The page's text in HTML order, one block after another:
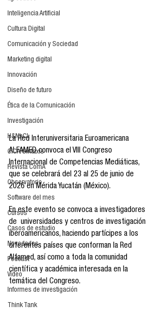
Inteligencia Artificial
Cultura Digital
Comunicación y Sociedad
Marketing digital
Innovación
Diseño de futuro
Ética de la Comunicación
Investigación
H&NhCL
CICA/Sintaxis
Revista ComA
Observatorio
Software del mes
Cursos
Casos de estudio
Novedades
Podcast
Video
Informes de investigación
Think Tank
Educación mediática para todosy todas las
edades
Mérida Yucatán,
México · 23 al 25 de
junio 2026
La Red Interuniversitaria Euroamericana
ALFAMED convoca el VIII Congreso
Internacional de Competencias Mediáticas,
que se celebrará del 23 al 25 de junio de
2026 en Mérida Yucatán (México).
En este evento se convoca a investigadores
de  universidades y centros de investigación
iberoamericanos, haciendo partícipes a los
diferentes países que conforman la Red
Alfamed, así como a toda la comunidad
científica y académica interesada en la
temática del Congreso.
LÍNEAS TEMÁTICAS